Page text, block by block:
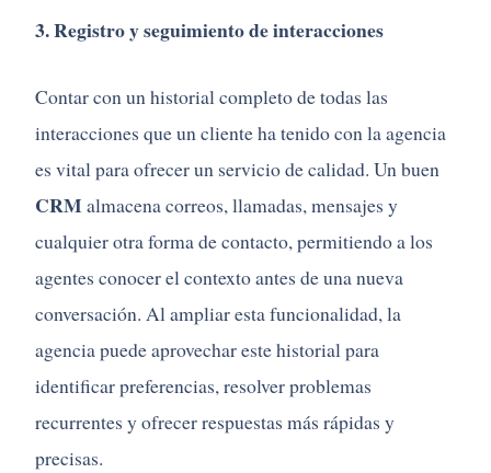
3. Registro y seguimiento de interacciones
Contar con un historial completo de todas las
interacciones que un cliente ha tenido con la agencia
es vital para ofrecer un servicio de calidad. Un buen
CRM almacena correos, llamadas, mensajes y
cualquier otra forma de contacto, permitiendo a los
agentes conocer el contexto antes de una nueva
conversación. Al ampliar esta funcionalidad, la
agencia puede aprovechar este historial para
identificar preferencias, resolver problemas
recurrentes y ofrecer respuestas más rápidas y
precisas.